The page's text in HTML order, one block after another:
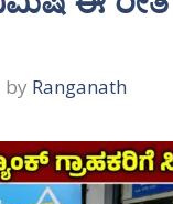
by Ranganath